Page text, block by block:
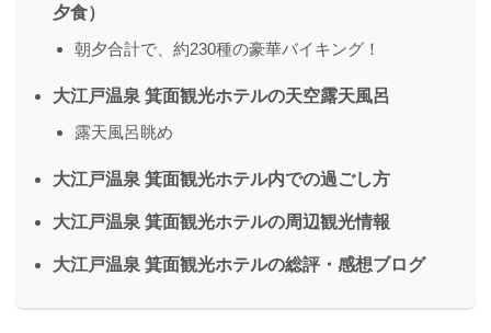
夕食）
朝夕合計で、約230種の豪華バイキング！
大江戸温泉 箕面観光ホテルの天空露天風呂
露天風呂眺め
大江戸温泉 箕面観光ホテル内での過ごし方
大江戸温泉 箕面観光ホテルの周辺観光情報
大江戸温泉 箕面観光ホテルの総評・感想ブログ